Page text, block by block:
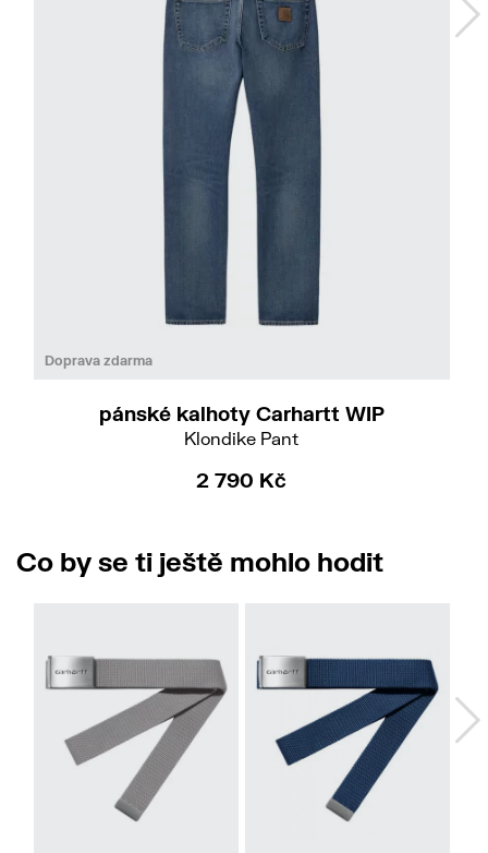
Doprava zdarma32/32
pánské kalhoty Carhartt WIP
Klondike Pant
2 790 Kč
Co by se ti ještě mohlo hodit